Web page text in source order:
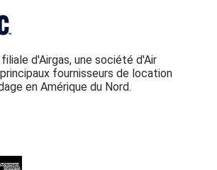
d'Airgas, une société d'Air
fournisseurs de location
en Amérique du Nord.